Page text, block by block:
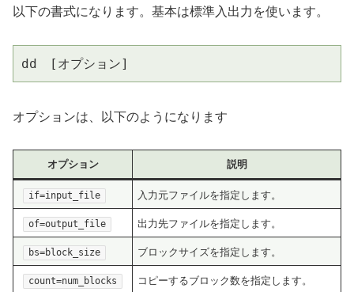
以下の書式になります。基本は標準入出力を使います。
dd　[オプション]
オプションは、以下のようになります
オプション 説明
if=input_file 入力元ファイルを指定します。
of=output_file 出力先ファイルを指定します。
bs=block_size ブロックサイズを指定します。
count=num_blocks コピーするブロック数を指定します。